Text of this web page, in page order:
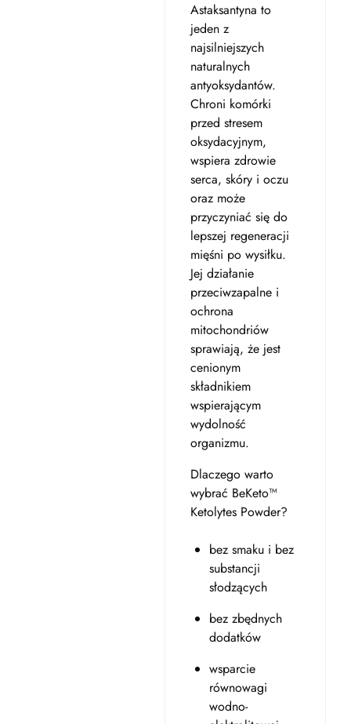
Astaksantyna to
jeden z
najsilniejszych
naturalnych
antyoksydantów.
Chroni komórki
przed stresem
oksydacyjnym,
wspiera zdrowie
serca, skóry i oczu
oraz może
przyczyniać się do
lepszej regeneracji
mięśni po wysiłku.
Jej działanie
przeciwzapalne i
ochrona
mitochondriów
sprawiają, że jest
cenionym
składnikiem
wspierającym
wydolność
organizmu.
Dlaczego warto
wybrać BeKeto™
Ketolytes Powder?
bez smaku i bez
substancji
słodzących
bez zbędnych
dodatków
wsparcie
równowagi
wodno-